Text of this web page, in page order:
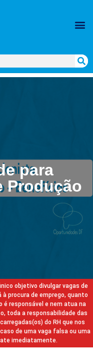
para
Produção
objetivo divulgar vagas de
procura de emprego, quanto
é responsável e nem atua na
toda a responsabilidade das
do RH que nos
de uma vaga falsa ou uma
imediatamente.